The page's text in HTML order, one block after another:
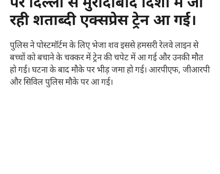
रही शताब्दी एक्सप्रेस ट्रेन आ गई।
पुलिस ने पोस्टमॉर्टम के लिए भेजा शव इससे हमसरी रेलवे लाइन से
बच्चों को बचाने के चक्कर में ट्रेन की चपेट में आ गई और उनकी मौत
हो गई। घटना के बाद मौके पर भीड़ जमा हो गई। आरपीएफ, जीआरपी
और सिविल पुलिस मौके पर आ गई।